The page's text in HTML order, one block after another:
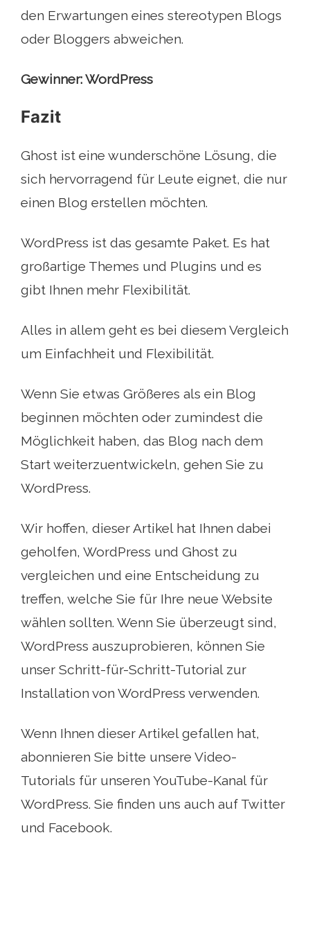
den Erwartungen eines stereotypen Blogs
oder Bloggers abweichen.
Gewinner: WordPress
Fazit
Ghost ist eine wunderschöne Lösung, die
sich hervorragend für Leute eignet, die nur
einen Blog erstellen möchten.
WordPress ist das gesamte Paket. Es hat
großartige Themes und Plugins und es
gibt Ihnen mehr Flexibilität.
Alles in allem geht es bei diesem Vergleich
um Einfachheit und Flexibilität.
Wenn Sie etwas Größeres als ein Blog
beginnen möchten oder zumindest die
Möglichkeit haben, das Blog nach dem
Start weiterzuentwickeln, gehen Sie zu
WordPress.
Wir hoffen, dieser Artikel hat Ihnen dabei
geholfen, WordPress und Ghost zu
vergleichen und eine Entscheidung zu
treffen, welche Sie für Ihre neue Website
wählen sollten. Wenn Sie überzeugt sind,
WordPress auszuprobieren, können Sie
unser Schritt-für-Schritt-Tutorial zur
Installation von WordPress verwenden.
Wenn Ihnen dieser Artikel gefallen hat,
abonnieren Sie bitte unsere Video-
Tutorials für unseren YouTube-Kanal für
WordPress. Sie finden uns auch auf Twitter
und Facebook.